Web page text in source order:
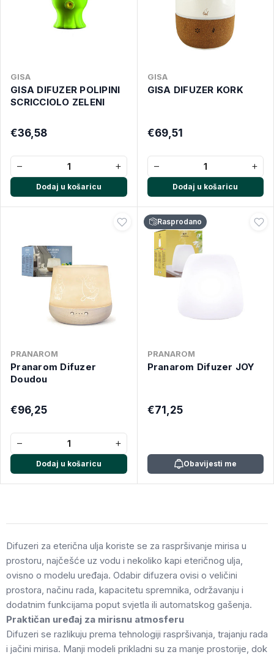
GISA
GISA DIFUZER POLIPINI
SCRICCIOLO ZELENI
€36,58
− +
Dodaj u košaricu
GISA
GISA DIFUZER KORK
€69,51
− +
Dodaj u košaricu
PRANAROM
Pranarom Difuzer
Doudou
€96,25
− +
Dodaj u košaricu
Rasprodano
PRANAROM
Pranarom Difuzer JOY
€71,25
Obavijesti me
Difuzeri za eterična ulja koriste se za raspršivanje mirisa u
prostoru, najčešće uz vodu i nekoliko kapi eteričnog ulja,
ovisno o modelu uređaja. Odabir difuzera ovisi o veličini
prostora, načinu rada, kapacitetu spremnika, održavanju i
dodatnim funkcijama poput svjetla ili automatskog gašenja.
Praktičan uređaj za mirisnu atmosferu
Difuzeri se razlikuju prema tehnologiji raspršivanja, trajanju rada
i jačini mirisa. Manji modeli prikladni su za manje prostorije, dok